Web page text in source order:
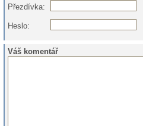
Přezdívka:
Heslo:
Váš komentář